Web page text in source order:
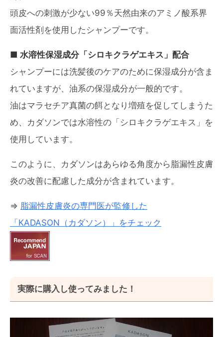
頭皮への刺激が少ない99％天然由来のアミノ酸系界
面活性剤を使用したシャンプーです。
■ 水溶性保湿成分「シロキクラゲエキス」配合
シャンプーには洗髪後のケアのために保湿成分が含ま
れていますが、油系の保湿成分が一般的です。
油はマラセチア真菌の餌となり増殖を促してしまうた
め、カダソンでは水溶性の「シロキクラゲエキス」を
使用しています。
このように、カダソンはあらゆる角度から脂漏性皮膚
炎の改善に配慮した成分が含まれています。
⇒ 脂漏性皮膚炎の専門医が監修した
「KADASON（カダソン）」をチェック
実際に購入し使ってみました！